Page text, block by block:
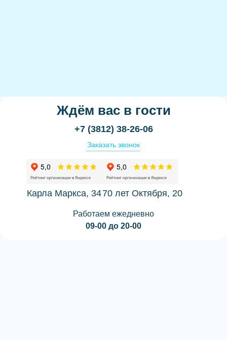
Ждём вас в гости
+7 (3812) 38-26-06
Заказать звонок
Карла Маркса, 3470 лет Октября, 20
Работаем ежедневно
09-00 до 20-00